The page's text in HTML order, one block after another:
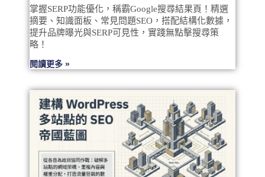
掌握SERP功能優化，稱霸Google搜尋結果頁！精選
摘要、知識面板、常見問題SEO，搭配結構化數據，
提升品牌曝光與SERP可見性，實踐無點擊搜尋策
略！
閱讀更多 »